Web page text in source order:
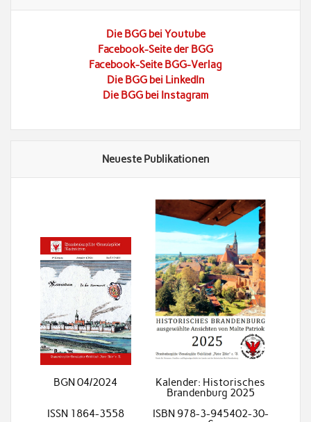
Die BGG bei Youtube
Facebook-Seite der BGG
Facebook-Seite BGG-Verlag
Die BGG bei LinkedIn
Die BGG bei Instagram
Neueste Publikationen
BGN 04/2024
Kalender: Historisches
Brandenburg 2025
ISSN 1864-3558
ISBN 978-3-945402-30-